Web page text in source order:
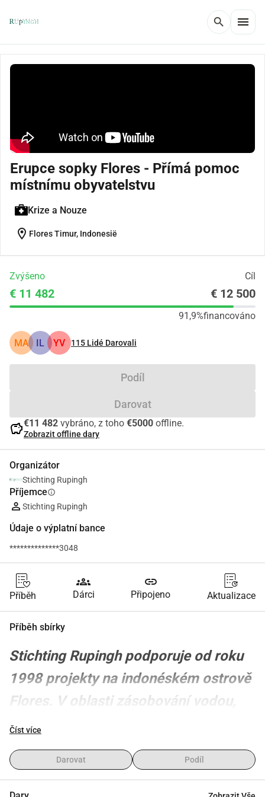
search menu
Erupce sopky Flores - Přímá pomoc
místnímu obyvatelstvu
Krize a Nouze
location_on Flores Timur, Indonesië
Zvýšeno Cíl
€ 11 482 € 12 500
91,9%financováno
MA IL YV 115 Lidé Darovali
Podíl
Darovat
savings€11 482 vybráno, z toho €5000 offline.
Zobrazit offline dary
Organizátor
Stichting Rupingh
Příjemceinfo
Stichting Rupingh
Údaje o výplatní bance
**************3048
Příběh
groups
Dárci
link
Připojeno Aktualizace
Příběh sbírky
Stichting Rupingh podporuje od roku
1998 projekty na indonéském ostrově
Flores. V oblasti zásobování vodou,
zdraví a vzdělávání. Také podporuje
nadaci děti z chudších rodin v útulcích
nebo kampongách.
Číst více
Darovat Podíl